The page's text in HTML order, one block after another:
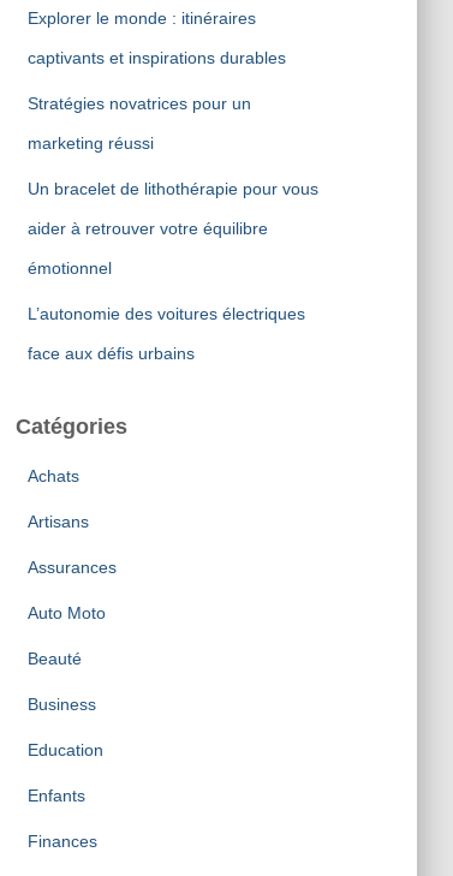
Explorer le monde : itinéraires
captivants et inspirations durables
Stratégies novatrices pour un
marketing réussi
Un bracelet de lithothérapie pour vous
aider à retrouver votre équilibre
émotionnel
L’autonomie des voitures électriques
face aux défis urbains
Catégories
Achats
Artisans
Assurances
Auto Moto
Beauté
Business
Education
Enfants
Finances